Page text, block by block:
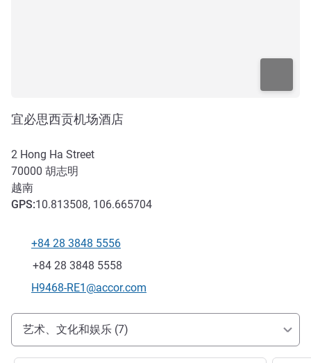
宜必思西贡机场酒店
2 Hong Ha Street
70000 胡志明
越南
GPS:10.813508, 106.665704
电话
+84 28 3848 5556
传真
+84 28 3848 5558
联系电子邮件
H9468-RE1@accor.com
抵达和交通
艺术、文化和娱乐 (7)